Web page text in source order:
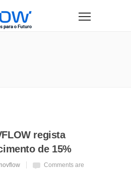
regista
de 15%
Comments are